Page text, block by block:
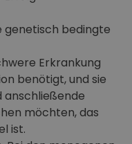
genetisch bedingte
Erkrankung
benötigt, und sie
anschließende
möchten, das
ist.